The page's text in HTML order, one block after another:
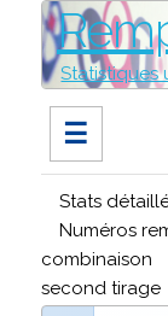
Statistiques
☰
Stats
Numéros
combinaison
second tirage